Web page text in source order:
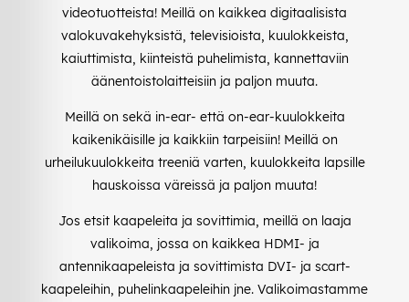
videotuotteista! Meillä on kaikkea digitaalisista
valokuvakehyksistä, televisioista, kuulokkeista,
kaiuttimista, kiinteistä puhelimista, kannettaviin
äänentoistolaitteisiin ja paljon muuta.
Meillä on sekä in-ear- että on-ear-kuulokkeita
kaikenikäisille ja kaikkiin tarpeisiin! Meillä on
urheilukuulokkeita treeniä varten, kuulokkeita lapsille
hauskoissa väreissä ja paljon muuta!
Jos etsit kaapeleita ja sovittimia, meillä on laaja
valikoima, jossa on kaikkea HDMI- ja
antennikaapeleista ja sovittimista DVI- ja scart-
kaapeleihin, puhelinkaapeleihin jne. Valikoimastamme